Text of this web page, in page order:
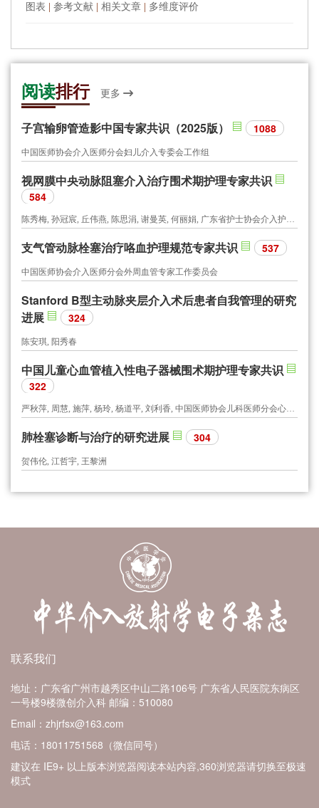
图表 参考文献 相关文章 多维度评价
阅读排行 更多
子宫输卵管造影中国专家共识（2025版） 1088
中国医师协会介入医师分会妇儿介入专委会工作组
视网膜中央动脉阻塞介入治疗围术期护理专家共识
584
陈秀梅, 孙冠宸, 丘伟燕, 陈思涓, 谢曼英, 何丽娟, 广东省护士协会介入护士分会, 广东省医师协会介入医师分会
支气管动脉栓塞治疗咯血护理规范专家共识 537
中国医师协会介入医师分会外周血管专家工作委员会
Stanford B型主动脉夹层介入术后患者自我管理的研究
进展
324
陈安琪, 阳秀春
中国儿童心血管植入性电子器械围术期护理专家共识
322
严秋萍, 周慧, 施萍, 杨玲, 杨道平, 刘利香, 中国医师协会儿科医师分会心血管专委会护理学组
肺栓塞诊断与治疗的研究进展 304
贺伟伦, 江哲宇, 王黎洲
联系我们
地址：广东省广州市越秀区中山二路106号 广东省人民医院东病区
一号楼9楼微创介入科 邮编：510080
Email：zhjrfsx@163.com
电话：18011751568（微信同号）
建议在 IE9+ 以上版本浏览器阅读本站内容,360浏览器请切换至极速
模式